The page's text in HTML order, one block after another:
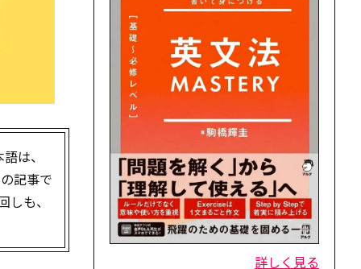
は、
記事で
も、
詳しく見る